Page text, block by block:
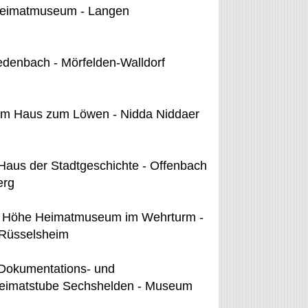
- Langen
- Mörfelden-Walldorf
Haus zum Löwen - Nidda Niddaer
der Stadtgeschichte - Offenbach
Heimatmuseum im Wehrturm -
und
Sechshelden - Museum